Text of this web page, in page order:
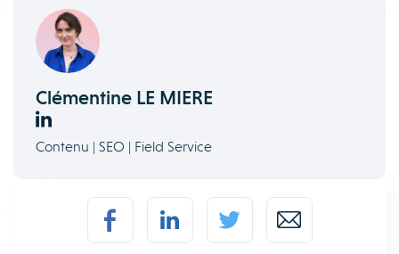
Clémentine LE MIERE
Contenu | SEO | Field Service